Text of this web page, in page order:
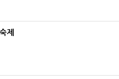
제